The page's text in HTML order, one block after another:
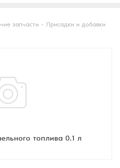
запчасти - Присадки и добавки
топлива 0.1 л